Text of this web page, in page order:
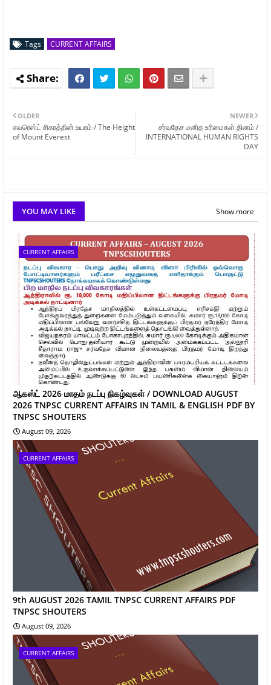
Tags CURRENT AFFAIRS
NEWER
சர்வதேச மனித உரிமைகள் தினம் /
INTERNATIONAL HUMAN RIGHTS
DAY
OLDER
எவரெஸ்ட் சிகரத்தின் உயரம் / The Height
of Mount Everest
YOU MAY LIKE Show more
CURRENT AFFAIRS
ஆகஸ்ட் 2026 மாதம் நடப்பு நிகழ்வுகள் / DOWNLOAD AUGUST
2026 TNPSC CURRENT AFFAIRS IN TAMIL & ENGLISH PDF BY
TNPSC SHOUTERS
August 09, 2026
CURRENT AFFAIRS
9th AUGUST 2026 TAMIL TNPSC CURRENT AFFAIRS PDF
TNPSC SHOUTERS
August 09, 2026
CURRENT AFFAIRS